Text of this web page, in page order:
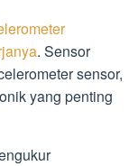
. Sensor
sensor,
yang penting